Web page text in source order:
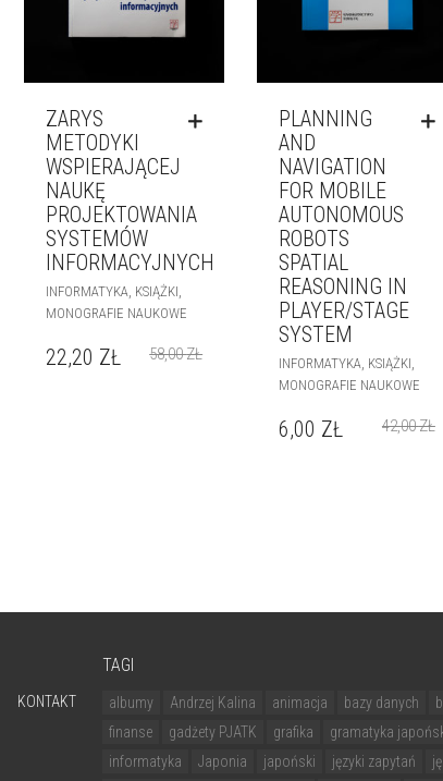
ZARYS
METODYKI
WSPIERAJĄCEJ
NAUKĘ
PROJEKTOWANIA
SYSTEMÓW
INFORMACYJNYCH
INFORMATYKA KSIĄŻKI
MONOGRAFIE NAUKOWE
58,00ZŁ
22,20 ZŁ
PLANNING
AND
NAVIGATION
FOR MOBILE
AUTONOMOUS
ROBOTS
SPATIAL
REASONING IN
PLAYER/STAGE
SYSTEM
INFORMATYKA KSIĄŻKI
MONOGRAFIE NAUKOWE
42,00ZŁ
6,00 ZŁ
KONTAKT
TAGI
albumy Andrzej Kalina animacja bazy danych
finanse
gadżety PJATK grafika gramatyka
informatyka
Japonia japoński języki zapytań